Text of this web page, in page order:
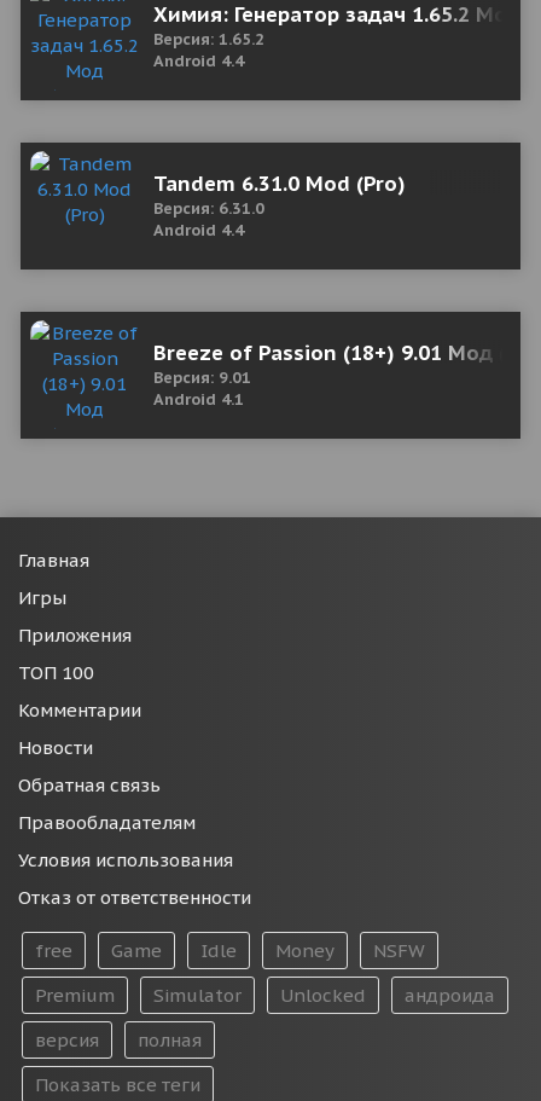
Химия: Генератор задач 1.65.2 Мод
Версия: 1.65.2
Android 4.4
Tandem 6.31.0 Mod (Pro)
Версия: 6.31.0
Android 4.4
Breeze of Passion (18+) 9.01 Мод
Версия: 9.01
Android 4.1
Главная
Игры
Приложения
ТОП 100
Комментарии
Новости
Обратная связь
Правообладателям
Условия использования
Отказ от ответственности
free Game Idle Money
NSFW
Premium
Simulator Unlocked
андроида
версия
полная
Показать все теги